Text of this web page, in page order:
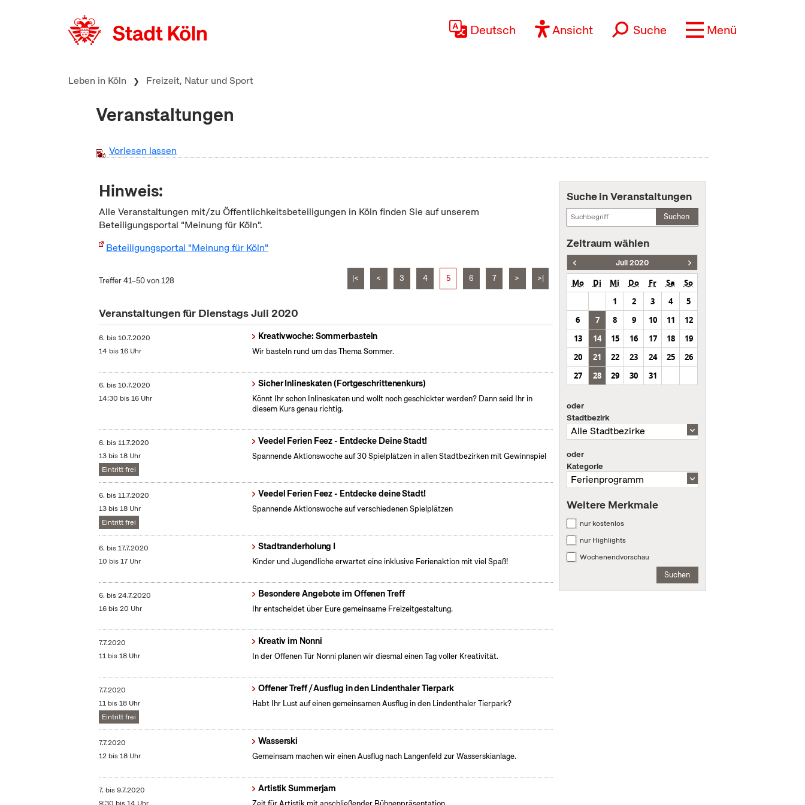
Deutsch Ansicht Suche Menü
Leben in Köln Freizeit, Natur und Sport
Veranstaltungen
Vorlesen lassen
Hinweis:
Alle Veranstaltungen mit/zu Öffentlichkeitsbeteiligungen in Köln finden Sie auf unserem
Beteiligungsportal "Meinung für Köln".
Beteiligungsportal "Meinung für Köln"
Treffer 41–50 von 128 |< < 3 4 5 6 7 > >|
Veranstaltungen für Dienstags Juli 2020
6. bis10.7.2020
14 bis 16 Uhr
Kreativwoche: Sommerbasteln
Wir basteln rund um das Thema Sommer.
6. bis10.7.2020
14:30 bis 16 Uhr
Sicher Inlineskaten (Fortgeschrittenenkurs)
Könnt Ihr schon Inlineskaten und wollt noch geschickter werden? Dann seid Ihr in
diesem Kurs genau richtig.
6. bis11.7.2020
13 bis 18 Uhr
Eintritt frei
Veedel Ferien Feez - Entdecke Deine Stadt!
Spannende Aktionswoche auf 30 Spielplätzen in allen Stadtbezirken mit Gewinnspiel
6. bis11.7.2020
13 bis 18 Uhr
Eintritt frei
Veedel Ferien Feez - Entdecke deine Stadt!
Spannende Aktionswoche auf verschiedenen Spielplätzen
6. bis17.7.2020
10 bis 17 Uhr
Stadtranderholung I
Kinder und Jugendliche erwartet eine inklusive Ferienaktion mit viel Spaß!
6. bis24.7.2020
16 bis 20 Uhr
Besondere Angebote im Offenen Treff
Ihr entscheidet über Eure gemeinsame Freizeitgestaltung.
7.7.2020
11 bis 18 Uhr
Kreativ im Nonni
In der Offenen Tür Nonni planen wir diesmal einen Tag voller Kreativität.
7.7.2020
11 bis 18 Uhr
Eintritt frei
Offener Treff / Ausflug in den Lindenthaler Tierpark
Habt Ihr Lust auf einen gemeinsamen Ausflug in den Lindenthaler Tierpark?
7.7.2020
12 bis 18 Uhr
Wasserski
Gemeinsam machen wir einen Ausflug nach Langenfeld zur Wasserskianlage.
7. bis9.7.2020
Artistik Summerjam
Suche in Veranstaltungen
Suchen
Zeitraum wählen
Juli 2020
Mo Di Mi Do Fr Sa
So
1
2 3 4
5
6
7 8 9 10 11
12
13
14 15 16 17 18
19
20
21 22 23 24 25
26
27
28 29 30 31
oder
Stadtbezirk
oder
Kategorie
Weitere Merkmale
nur kostenlos
nur Highlights
Wochenendvorschau
Suchen